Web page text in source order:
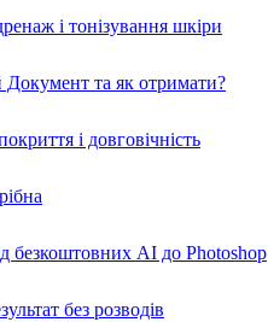
і тонізування шкіри
та як отримати?
і довговічність
безкоштовних AI до Photoshop
без розводів